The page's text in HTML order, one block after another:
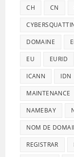
CH CN
DOMAINE
EU EURID
ICANN IDN
MAINTENANCE
NAMEBAY
NOM DE
REGISTRAR